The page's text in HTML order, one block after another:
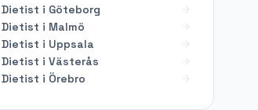
Dietist i Göteborg
Dietist i Malmö
Dietist i Uppsala
Dietist i Västerås
Dietist i Örebro